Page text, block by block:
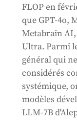
FLOP en
que GPT-4o,
Metabrain AI,
Ultra. Parmi
général qui
considérés
systémique,
modèles
LLM-7B